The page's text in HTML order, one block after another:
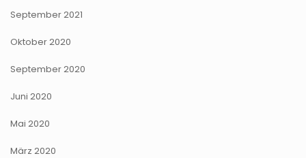
September 2021
Oktober 2020
September 2020
Juni 2020
Mai 2020
März 2020